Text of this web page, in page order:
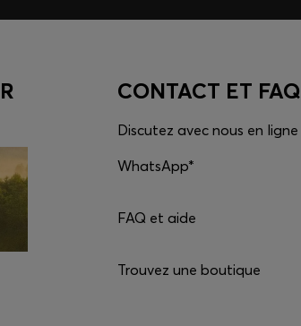
CONTACT ET FAQ
Discutez avec nous en ligne
WhatsApp*
FAQ et aide
Trouvez une boutique